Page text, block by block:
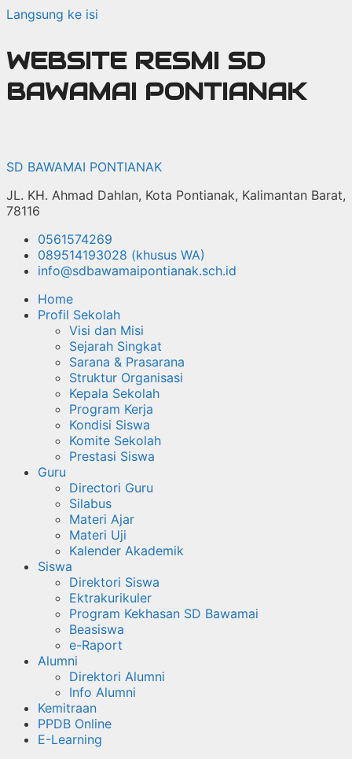
Langsung ke isi
WEBSITE RESMI SD
BAWAMAI PONTIANAK
SD BAWAMAI PONTIANAK
JL. KH. Ahmad Dahlan, Kota Pontianak, Kalimantan Barat,
78116
0561574269
089514193028 (khusus WA)
info@sdbawamaipontianak.sch.id
Home
Profil Sekolah
Visi dan Misi
Sejarah Singkat
Sarana & Prasarana
Struktur Organisasi
Kepala Sekolah
Program Kerja
Kondisi Siswa
Komite Sekolah
Prestasi Siswa
Guru
Directori Guru
Silabus
Materi Ajar
Materi Uji
Kalender Akademik
Siswa
Direktori Siswa
Ektrakurikuler
Program Kekhasan SD Bawamai
Beasiswa
e-Raport
Alumni
Direktori Alumni
Info Alumni
Kemitraan
PPDB Online
E-Learning